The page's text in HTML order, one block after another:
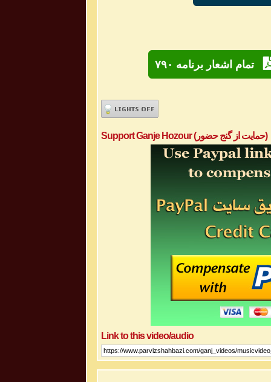
تمام اشعار برنامه ۷۹۰
Support Ganje Hozour (حمایت از گنج حضور)
Link to this video/audio